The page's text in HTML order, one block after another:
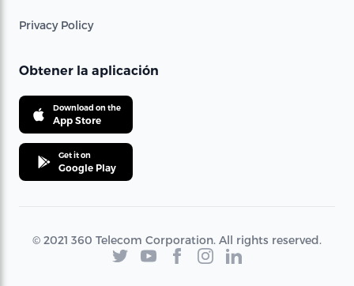
Privacy Policy
Obtener la aplicación
Download on the
App Store
Get it on
Google Play
© 2021 360 Telecom Corporation. All rights reserved.